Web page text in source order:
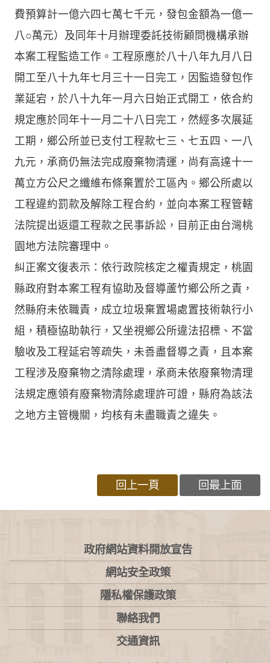
費預算計一億六四七萬七千元，發包金額為一億一
八○萬元）及同年十月辦理委託技術顧問機構承辦
本案工程監造工作。工程原應於八十八年九月八日
開工至八十九年七月三十一日完工，因監造發包作
業延宕，於八十九年一月六日始正式開工，依合約
規定應於同年十一月二十八日完工，然經多次展延
工期，鄉公所並已支付工程款七三、七五四、一八
九元，承商仍無法完成廢棄物清運，尚有高達十一
萬立方公尺之纖維布條棄置於工區內。鄉公所處以
工程違約罰款及解除工程合約，並向本案工程管轄
法院提出返還工程款之民事訴訟，目前正由台灣桃
園地方法院審理中。
糾正案文復表示：依行政院核定之權責規定，桃園
縣政府對本案工程有協助及督導蘆竹鄉公所之責，
然縣府未依職責，成立垃圾棄置場處置技術執行小
組，積極協助執行，又坐視鄉公所違法招標、不當
驗收及工程延宕等疏失，未善盡督導之責，且本案
工程涉及廢棄物之清除處理，承商未依廢棄物清理
法規定應領有廢棄物清除處理許可證，縣府為該法
之地方主管機關，均核有未盡職責之違失。
回上一頁 回最上面
:::
政府網站資料開放宣告
網站安全政策
隱私權保護政策
聯絡我們
交通資訊